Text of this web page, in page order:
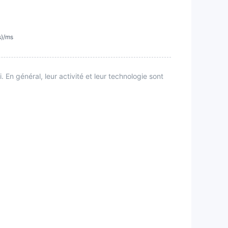
ms
général, leur activité et leur technologie sont